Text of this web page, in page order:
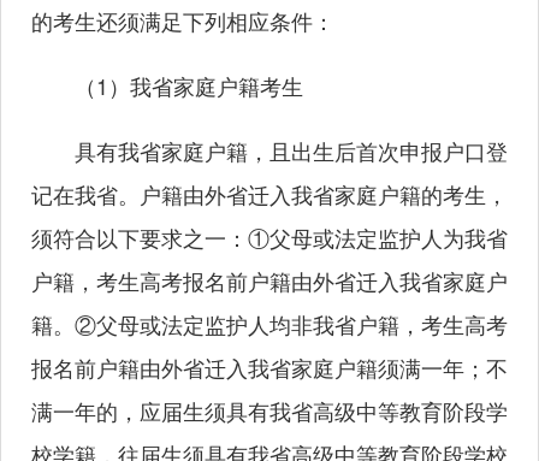
的考生还须满足下列相应条件：
（1）我省家庭户籍考生
具有我省家庭户籍，且出生后首次申报户口登
记在我省。户籍由外省迁入我省家庭户籍的考生，
须符合以下要求之一：①父母或法定监护人为我省
户籍，考生高考报名前户籍由外省迁入我省家庭户
籍。②父母或法定监护人均非我省户籍，考生高考
报名前户籍由外省迁入我省家庭户籍须满一年；不
满一年的，应届生须具有我省高级中等教育阶段学
校学籍，往届生须具有我省高级中等教育阶段学校